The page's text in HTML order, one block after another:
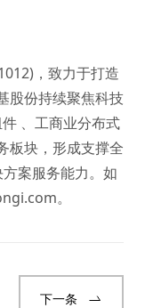
，致力于打造
股份持续聚焦科技
、工商业分布式
板块，形成支撑全
案服务能力。如
。
下一条